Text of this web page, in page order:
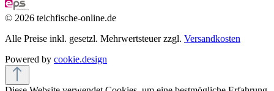
© 2026 teichfische-online.de
Alle Preise inkl. gesetzl. Mehrwertsteuer zzgl. Versandkosten
Powered by cookie.design